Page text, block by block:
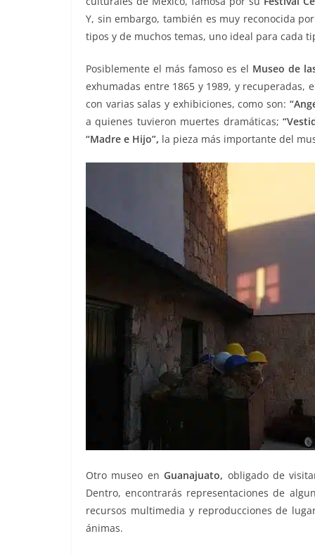
o
k
p er
Y, sin embargo, también es muy reconocida
tipos y de muchos temas, uno ideal para cada
Posiblemente el más famoso es el Museo de
exhumadas entre 1865 y 1989, y recuperadas,
con varias salas y exhibiciones, como son:
a quienes tuvieron muertes dramáticas;
“Madre e Hijo”, la pieza más importante del
Otro museo enGuanajuato, obligado de
Dentro, encontrarás representaciones de
recursos multimedia y reproducciones de
ánimas.